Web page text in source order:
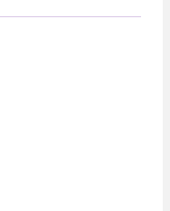
Киркука и